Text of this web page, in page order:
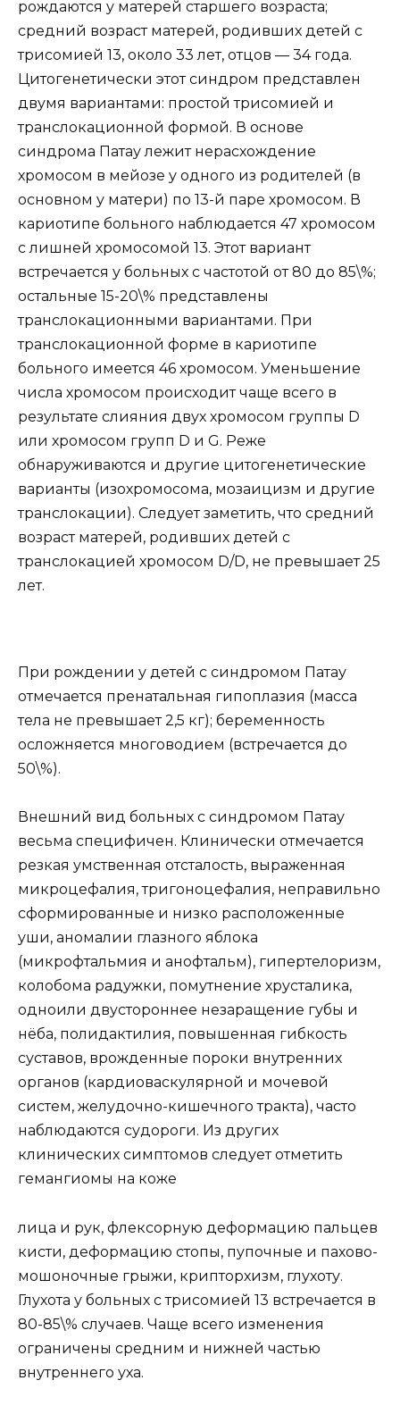
рождаются у матерей старшего возраста;
средний возраст матерей, родивших детей с
трисомией 13, около 33 лет, отцов — 34 года.
Цитогенетически этот синдром представлен
двумя вариантами: простой трисомией и
транслокационной формой. В основе
синдрома Патау лежит нерасхождение
хромосом в мейозе у одного из родителей (в
основном у матери) по 13-й паре хромосом. В
кариотипе больного наблюдается 47 хромосом
с лишней хромосомой 13. Этот вариант
встречается у больных с частотой от 80 до 85\%;
остальные 15-20\% представлены
транслокационными вариантами. При
транслокационной форме в кариотипе
больного имеется 46 хромосом. Уменьшение
числа хромосом происходит чаще всего в
результате слияния двух хромосом группы D
или хромосом групп D и G. Реже
обнаруживаются и другие цитогенетические
варианты (изохромосома, мозаицизм и другие
транслокации). Следует заметить, что средний
возраст матерей, родивших детей с
транслокацией хромосом D/D, не превышает 25
лет.
При рождении у детей с синдромом Патау
отмечается пренатальная гипоплазия (масса
тела не превышает 2,5 кг); беременность
осложняется многоводием (встречается до
50\%).
Внешний вид больных с синдромом Патау
весьма специфичен. Клинически отмечается
резкая умственная отсталость, выраженная
микроцефалия, тригоноцефалия, неправильно
сформированные и низко расположенные
уши, аномалии глазного яблока
(микрофтальмия и анофтальм), гипертелоризм,
колобома радужки, помутнение хрусталика,
одноили двустороннее незаращение губы и
нёба, полидактилия, повышенная гибкость
суставов, врожденные пороки внутренних
органов (кардиоваскулярной и мочевой
систем, желудочно-кишечного тракта), часто
наблюдаются судороги. Из других
клинических симптомов следует отметить
гемангиомы на коже
лица и рук, флексорную деформацию пальцев
кисти, деформацию стопы, пупочные и пахово-
мошоночные грыжи, крипторхизм, глухоту.
Глухота у больных с трисомией 13 встречается в
80-85\% случаев. Чаще всего изменения
ограничены средним и нижней частью
внутреннего уха.